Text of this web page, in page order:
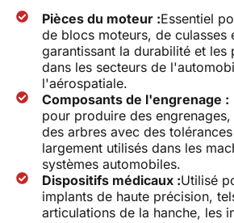
Pièces du moteur :Essentiel
de blocs moteurs, de culasses
garantissant la durabilité et les
dans les secteurs de
l'aérospatiale.
Composants de l'engrenage :
pour produire des
des arbres avec des
largement utilisés dans les
systèmes automobiles.
Dispositifs médicaux :Utilisé
implants de haute précision,
articulations de la hanche, les